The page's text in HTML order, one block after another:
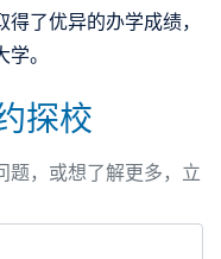
了优异的办学成绩，
。
探校
题，或想了解更多，立